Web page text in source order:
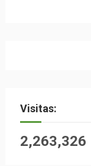
Visitas:
2,263,326